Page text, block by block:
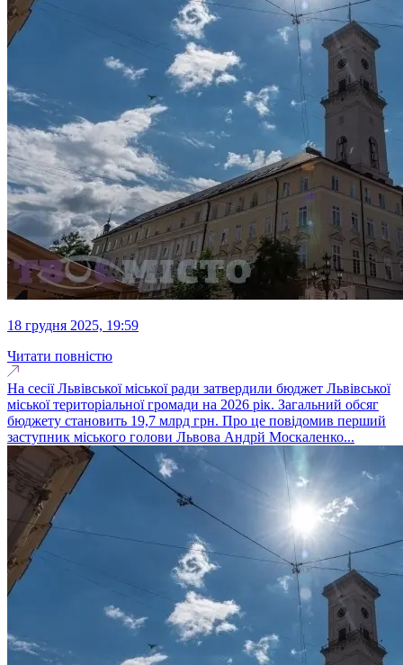
18 грудня 2025, 19:59
Читати повністю
На сесії Львівської міської ради затвердили бюджет Львівської
міської територіальної громади на 2026 рік. Загальний обсяг
бюджету становить 19,7 млрд грн. Про це повідомив перший
заступник міського голови Львова Андрй Москаленко...